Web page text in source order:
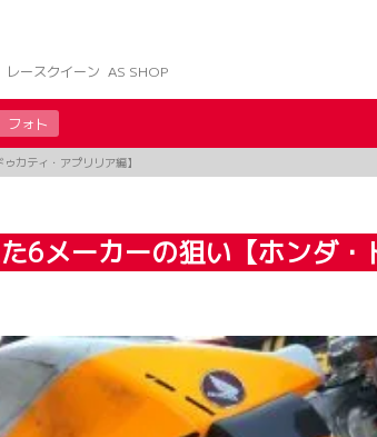
レースクイーン AS SHOP
フォト
カティ・アプリリア編】
メーカーの狙い【ホンダ・